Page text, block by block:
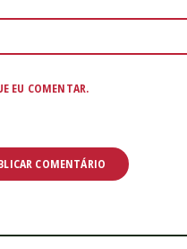
EU COMENTAR.